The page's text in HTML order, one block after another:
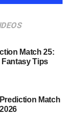
वर्दी, बैज, कैप और
Match 25:
Fantasy Tips
Match